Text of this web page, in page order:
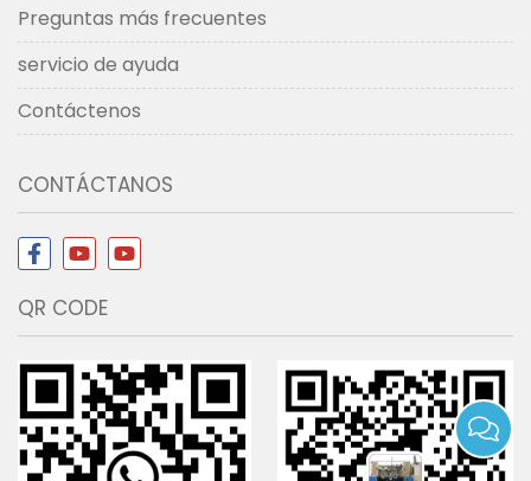
Preguntas más frecuentes
servicio de ayuda
Contáctenos
CONTÁCTANOS
QR CODE